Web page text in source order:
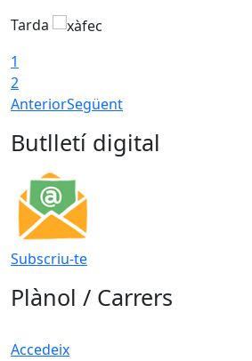
Tarda
1
2
AnteriorSegüent
Butlletí digital
Subscriu-te
Plànol / Carrers
Accedeix